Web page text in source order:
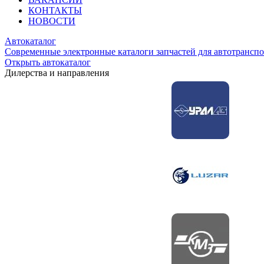
КОНТАКТЫ
НОВОСТИ
Автокаталог
Современные электронные каталоги запчастей для
Открыть автокаталог
Дилерства и направления